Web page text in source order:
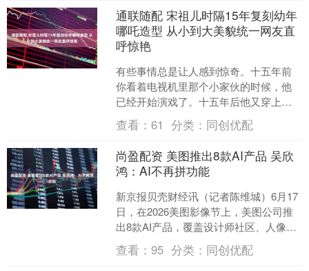
通联随配 宋祖儿时隔15年复刻幼年
哪吒造型 从小到大美貌统一网友直
呼惊艳
有些事情总是让人感到惊奇。十五年前
你看着电视机里那个小家伙的时候，他
已经开始演戏了。十五年后他又穿上差
不多的衣服出现在你眼前，你居然还能
一眼就认出是他本人。 宋....
查看：61 分类： 同创优配
尚盈配资 美图推出8款AI产品 吴欣
鸿：AI不再拼功能
新京报贝壳财经讯（记者陈维城）6月17
日，在2026美图影像节上，美图公司推
出8款AI产品，覆盖设计师社区、人像修
图、商业设计、口播视频、概念影像、
音乐视觉化、....
查看：95 分类： 同创优配